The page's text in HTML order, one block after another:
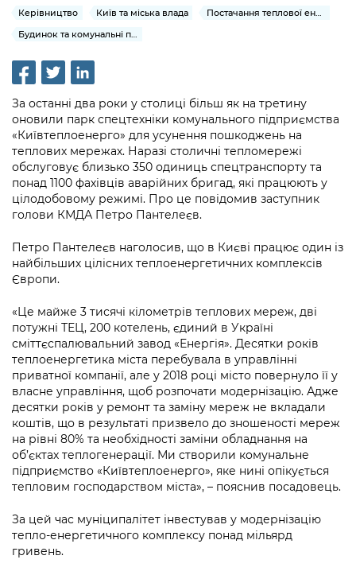
Рішення та розпорядження
Проєкти розпоряджень, що
перебувають на погодженні КМВА
Контактна інформація
Графік роботи та прийому громадян
Вакансії
Звернення громадян
Промисловість і наука Києва
Підприємства, установи, організації
Kyiv International Relations
Річні звіти
Гендерна політика
Безбар'єрність
Київська міська військова адміністрація
Освіта та навчальні заклади
Навколишнє середовище міста
Містобудування та земельні ділянки
Культура, спорт, дозвілля
Бізнес та ліцензування
Фінанси та бюджет
Безпека та правопорядок
Ритуальні послуги
Іноземцям / For foreigners
Пам'ятки культурної спадщини
Портал Захисників та Захисниць
Безбар'єрність
Портал послуг
Міський застосунок Київ Цифровий
Важливе під час воєнного стану
Громадська експертиза
Консультації з громадськістю
Громадська рада
Петиції
Відкритий бюджет
Контактний центр
Допомога учасникам АТО
Рада з питань внутрішньо переміщених
адміністрації
«Ініціатива «Партнерство «Відкритий
Уряд» – місцевий рівень»
Важливе під час воєнного стану
Інформація з обмеженим доступом
Подати запит онлайн
Проекти нормативно-правових та
інших актів
Нормативна база
Питання і відповіді про публічну
інформацію
бездіяльності розпорядників інформації
Звіти про опрацювання запитів на
публічну інформацію
Інформація для споживачів
Про відкриті дані
Портал даних Києва
Публічні дашборди
Медіагалерея
КМДА / Subscribe to announcements
from the KCSA
Порядок акредитації медіа /
Accreditation process
Подати журналістський запит /
Submitting a media request
Зйомки в лікарнях в умовах воєнного
стану / Rules for media coverage of
hospitals at work under martial law
media
Портал Послуг
Керівництво Київ та міська влада
Постачання теплової енергії та гарячої води
Будинок та комунальні послуги
За останні два роки у столиці більш як на третину
оновили парк спецтехніки комунального підприємства
«Київтеплоенерго» для усунення пошкоджень на
теплових мережах. Наразі столичні тепломережі
обслуговує близько 350 одиниць спецтранспорту та
понад 1100 фахівців аварійних бригад, які працюють у
цілодобовому режимі. Про це повідомив заступник
голови КМДА Петро Пантелеєв.
Петро Пантелеєв наголосив, що в Києві працює один із
найбільших цілісних теплоенергетичних комплексів
Європи.
«Це майже 3 тисячі кілометрів теплових мереж, дві
потужні ТЕЦ, 200 котелень, єдиний в Україні
сміттєспалювальний завод «Енергія». Десятки років
теплоенергетика міста перебувала в управлінні
приватної компанії, але у 2018 році місто повернуло її у
власне управління, щоб розпочати модернізацію. Адже
десятки років у ремонт та заміну мереж не вкладали
коштів, що в результаті призвело до зношеності мереж
на рівні 80% та необхідності заміни обладнання на
об’єктах теплогенерації. Ми створили комунальне
підприємство «Київтеплоенерго», яке нині опікується
тепловим господарством міста», – пояснив посадовець.
За цей час муніципалітет інвестував у модернізацію
тепло-енергетичного комплексу понад мільярд
гривень.